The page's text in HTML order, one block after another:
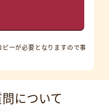
ーが必要となりますので事
について